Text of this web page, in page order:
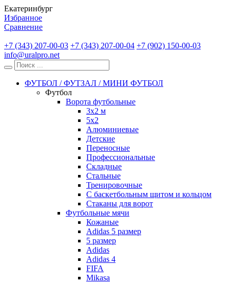
Екатеринбург
Избранное
Сравнение
+7 (343) 207-00-03 +7 (343) 207-00-04 +7 (902) 150-00-03
info@uralpro.net
ФУТБОЛ / ФУТЗАЛ / МИНИ ФУТБОЛ
Футбол
Ворота футбольные
3х2 м
5х2
Алюминиевые
Детские
Переносные
Профессиональные
Складные
Стальные
Тренировочные
С баскетбольным щитом и кольцом
Стаканы для ворот
Футбольные мячи
Кожаные
Adidas 5 размер
5 размер
Adidas
Adidas 4
FIFA
Mikasa